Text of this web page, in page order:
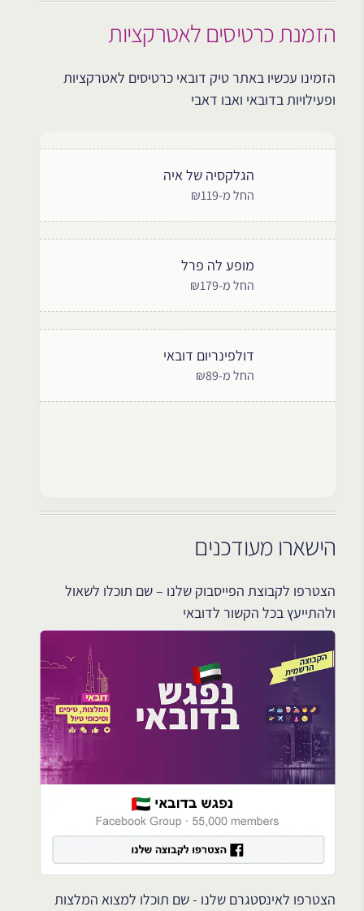
הזמנת כרטיסים לאטרקציות
הזמינו עכשיו באתר טיק דובאי כרטיסים לאטרקציות
ופעילויות בדובאי ואבו דאבי
הגלקסיה של איה
החל מ-₪119
מופע לה פרל
החל מ-₪179
דולפינריום דובאי
החל מ-₪89
הישארו מעודכנים
הצטרפו לקבוצת הפייסבוק שלנו – שם תוכלו לשאול
ולהתייעץ בכל הקשור לדובאי
הצטרפו לאינסטגרם שלנו - שם תוכלו למצוא המלצות